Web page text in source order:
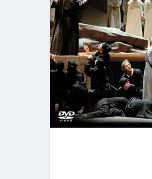
【ト
フ
フェ
2026
今年
イタ
イ
本